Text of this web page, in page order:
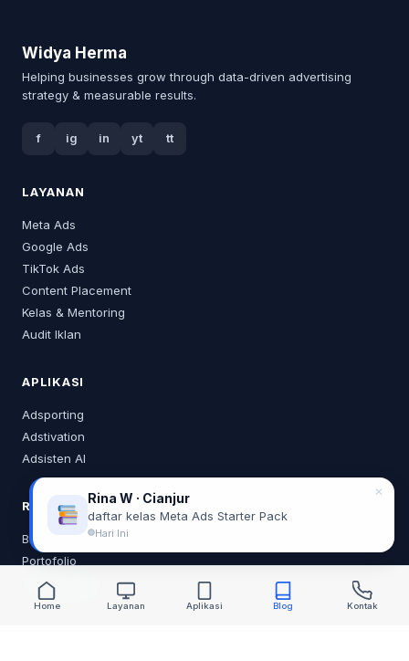
Widya Herma
Helping businesses grow through data-driven advertising
strategy & measurable results.
f ig in yt tt
LAYANAN
Meta Ads
Google Ads
TikTok Ads
Content Placement
Kelas & Mentoring
Audit Iklan
APLIKASI
Adsporting
Adstivation
Adsisten AI
RESOURCES
Blog
Portofolio
Tentang Saya
Home Layanan Aplikasi Blog Kontak
Rina W · Cianjur
daftar kelas Meta Ads Starter Pack
Hari Ini
✕